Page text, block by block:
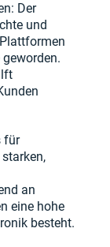
Der
und
für
an
eine hohe
besteht.